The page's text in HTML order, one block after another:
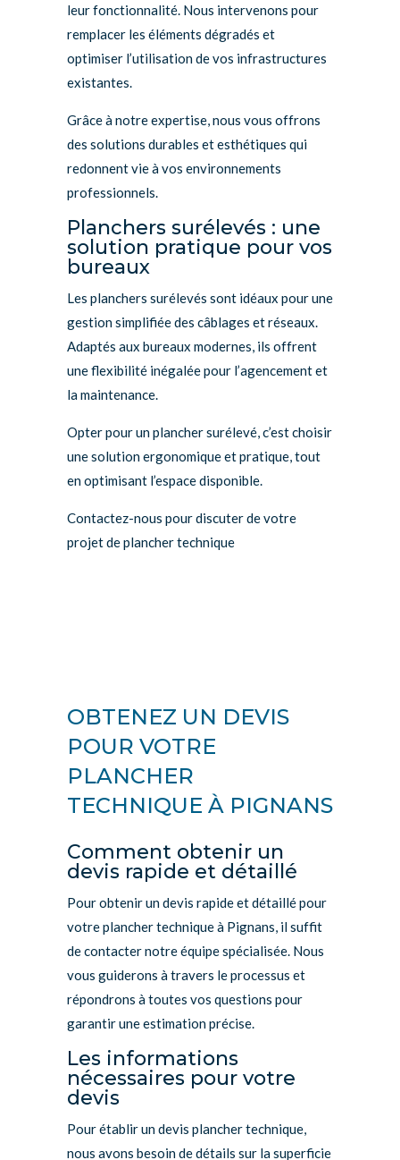
leur fonctionnalité. Nous intervenons pour
remplacer les éléments dégradés et
optimiser l’utilisation de vos infrastructures
existantes.
Grâce à notre expertise, nous vous offrons
des solutions durables et esthétiques qui
redonnent vie à vos environnements
professionnels.
Planchers surélevés : une
solution pratique pour vos
bureaux
Les planchers surélevés sont idéaux pour une
gestion simplifiée des câblages et réseaux.
Adaptés aux bureaux modernes, ils offrent
une flexibilité inégalée pour l’agencement et
la maintenance.
Opter pour un plancher surélevé, c’est choisir
une solution ergonomique et pratique, tout
en optimisant l’espace disponible.
Contactez-nous pour discuter de votre
projet de plancher technique
OBTENEZ UN DEVIS
POUR VOTRE
PLANCHER
TECHNIQUE À PIGNANS
Comment obtenir un
devis rapide et détaillé
Pour obtenir un devis rapide et détaillé pour
votre plancher technique à Pignans, il suffit
de contacter notre équipe spécialisée. Nous
vous guiderons à travers le processus et
répondrons à toutes vos questions pour
garantir une estimation précise.
Les informations
nécessaires pour votre
devis
Pour établir un devis plancher technique,
nous avons besoin de détails sur la superficie